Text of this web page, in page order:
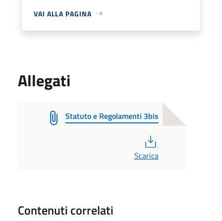
VAI ALLA PAGINA
Allegati
Statuto e Regolamenti 3bis
Scarica
Contenuti correlati